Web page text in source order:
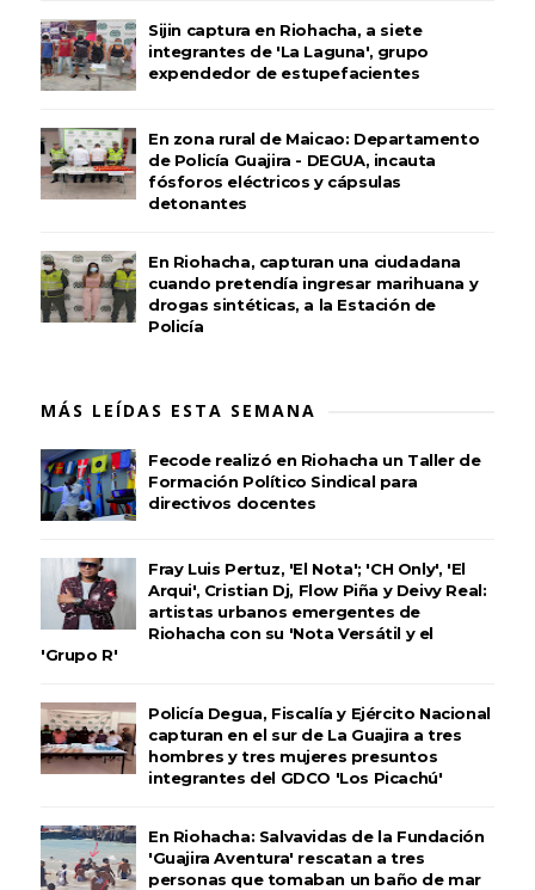
Sijin captura en Riohacha, a siete
integrantes de 'La Laguna', grupo
expendedor de estupefacientes
En zona rural de Maicao: Departamento
de Policía Guajira - DEGUA, incauta
fósforos eléctricos y cápsulas
detonantes
En Riohacha, capturan una ciudadana
cuando pretendía ingresar marihuana y
drogas sintéticas, a la Estación de
Policía
MÁS LEÍDAS ESTA SEMANA
Fecode realizó en Riohacha un Taller de
Formación Político Sindical para
directivos docentes
Fray Luis Pertuz, 'El Nota'; 'CH Only', 'El
Arqui', Cristian Dj, Flow Piña y Deivy Real:
artistas urbanos emergentes de
Riohacha con su 'Nota Versátil y el
'Grupo R'
Policía Degua, Fiscalía y Ejército Nacional
capturan en el sur de La Guajira a tres
hombres y tres mujeres presuntos
integrantes del GDCO 'Los Picachú'
En Riohacha: Salvavidas de la Fundación
'Guajira Aventura' rescatan a tres
personas que tomaban un baño de mar